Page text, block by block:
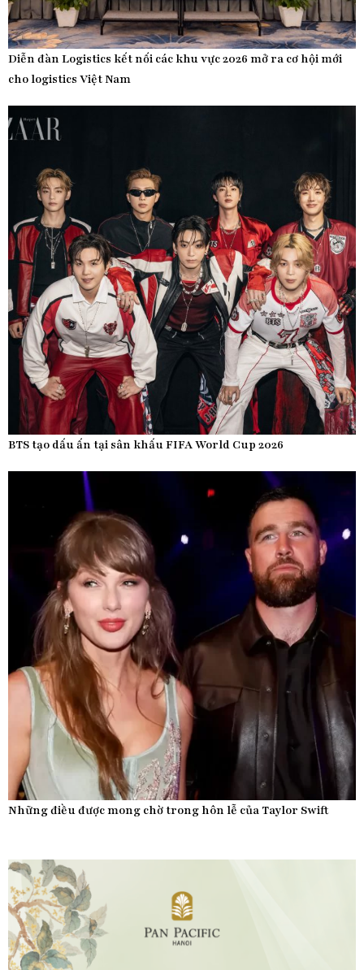
Diễn đàn Logistics kết nối các khu vực 2026 mở ra cơ hội mới
cho logistics Việt Nam
BTS tạo dấu ấn tại sân khấu FIFA World Cup 2026
Những điều được mong chờ trong hôn lễ của Taylor Swift